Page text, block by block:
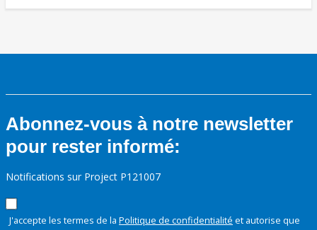
Abonnez-vous à notre newsletter
pour rester informé:
Notifications sur Project P121007
J'accepte les termes de la Politique de confidentialité et autorise que